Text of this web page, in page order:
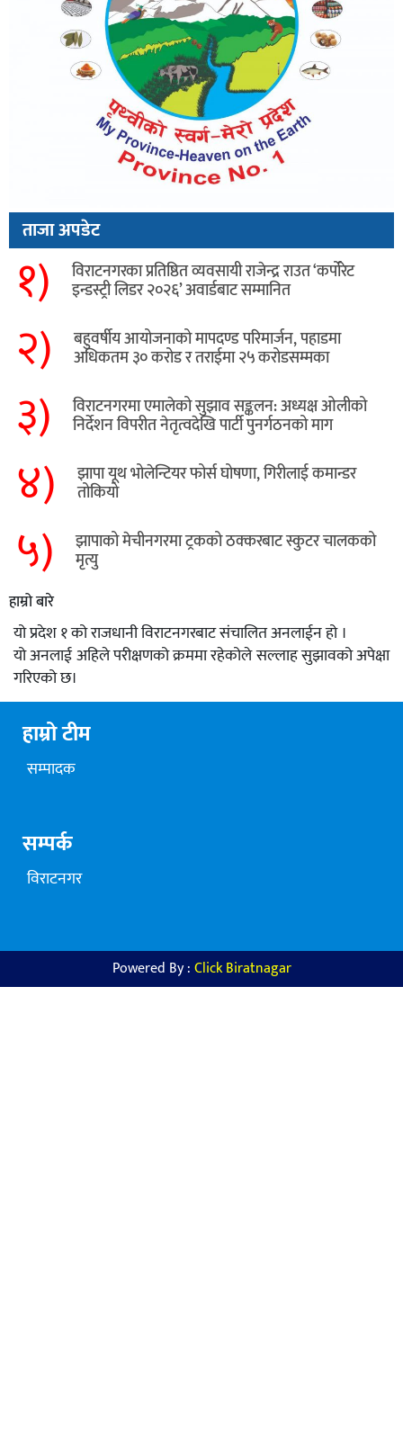
ताजा अपडेट
१) विराटनगरका प्रतिष्ठित व्यवसायी राजेन्द्र राउत ‘कर्पोरेट
इन्डस्ट्री लिडर २०२६’ अवार्डबाट सम्मानित
२) बहुवर्षीय आयोजनाको मापदण्ड परिमार्जन, पहाडमा
अधिकतम ३० करोड र तराईमा २५ करोडसम्मका
३) विराटनगरमा एमालेको सुझाव सङ्कलन: अध्यक्ष ओलीको
निर्देशन विपरीत नेतृत्वदेखि पार्टी पुनर्गठनको माग
४) झापा यूथ भोलेन्टियर फोर्स घोषणा, गिरीलाई कमान्डर
तोकियो
५) ​झापाको मेचीनगरमा ट्रकको ठक्करबाट स्कुटर चालकको
मृत्यु
हाम्रो बारे
यो प्रदेश १ को राजधानी विराटनगरबाट संचालित अनलाईन हो ।
यो अनलाई अहिले परीक्षणको क्रममा रहेकोले सल्लाह सुझावको अपेक्षा
गरिएको छ।
हाम्रो टीम
सम्पादक
सम्पर्क
विराटनगर
Powered By :Click Biratnagar